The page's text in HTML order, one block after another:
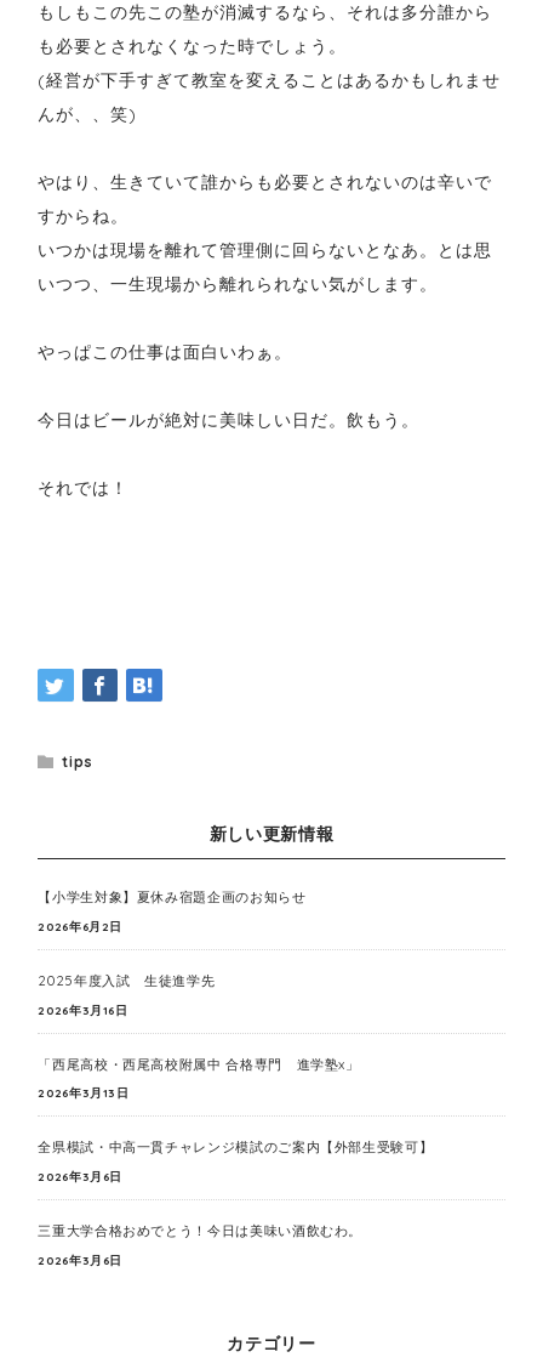
もしもこの先この塾が消滅するなら、それは多分誰から
も必要とされなくなった時でしょう。
(経営が下手すぎて教室を変えることはあるかもしれませ
んが、、笑)
やはり、生きていて誰からも必要とされないのは辛いで
すからね。
いつかは現場を離れて管理側に回らないとなあ。とは思
いつつ、一生現場から離れられない気がします。
やっぱこの仕事は面白いわぁ。
今日はビールが絶対に美味しい日だ。飲もう。
それでは！
tips
新しい更新情報
【小学生対象】夏休み宿題企画のお知らせ
2026年6月2日
2025年度入試 生徒進学先
2026年3月16日
「西尾高校・西尾高校附属中 合格専門 進学塾x」
2026年3月13日
全県模試・中高一貫チャレンジ模試のご案内【外部生受験可】
2026年3月6日
三重大学合格おめでとう！今日は美味い酒飲むわ。
2026年3月6日
カテゴリー